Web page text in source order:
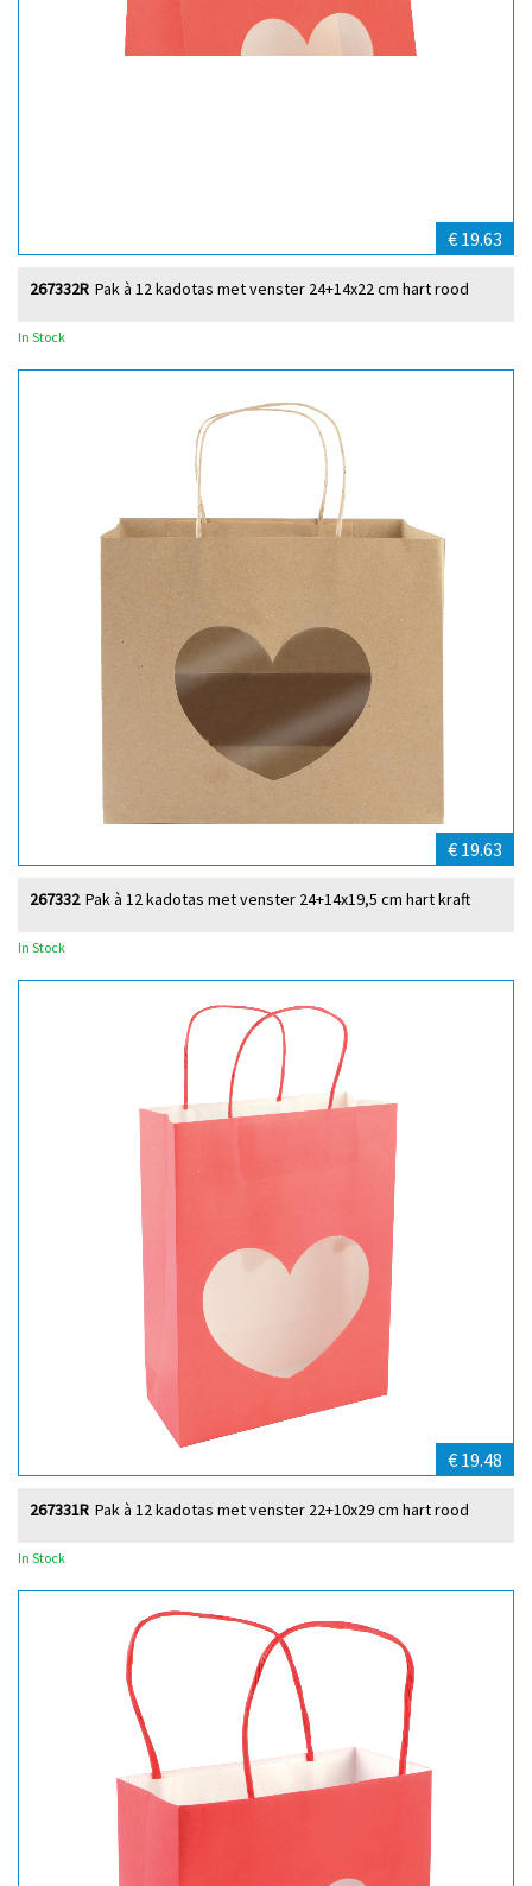
€ 19.63
Pak à 12 kadotas met venster 24+14x22 cm hart rood
267332R
In Stock
€ 19.63
Pak à 12 kadotas met venster 24+14x19,5 cm hart kraft
267332
In Stock
€ 19.48
Pak à 12 kadotas met venster 22+10x29 cm hart rood
267331R
In Stock